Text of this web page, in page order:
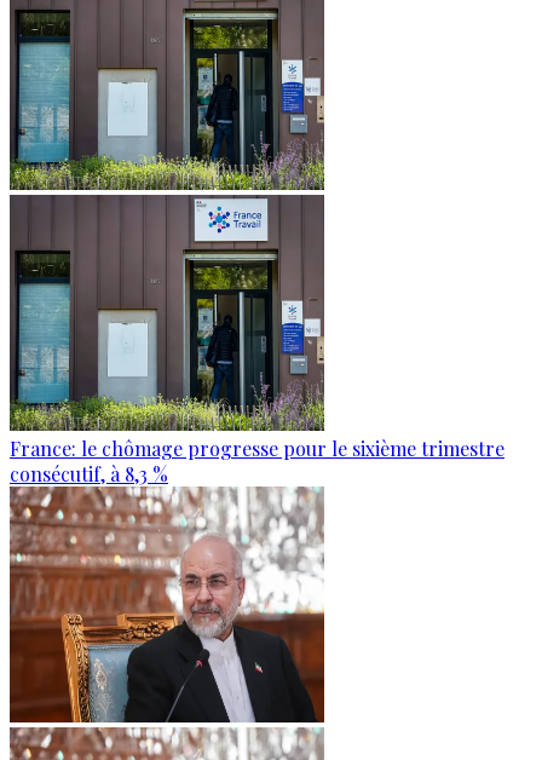
France: le chômage progresse pour le sixième trimestre
consécutif, à 8,3 %